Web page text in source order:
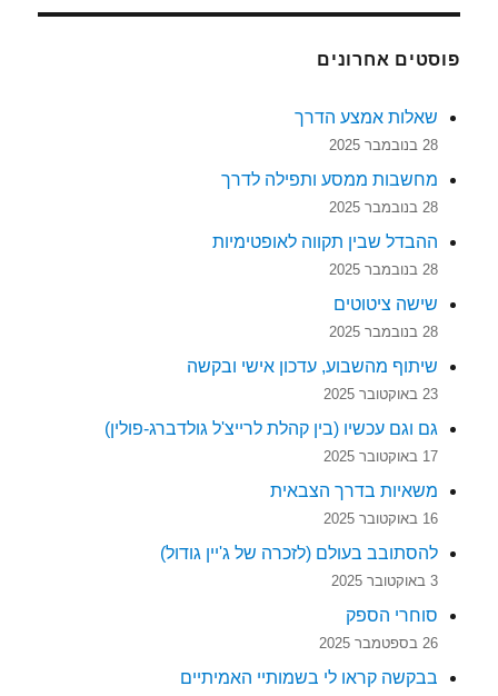
פוסטים אחרונים
שאלות אמצע הדרך
28 בנובמבר 2025
מחשבות ממסע ותפילה לדרך
28 בנובמבר 2025
ההבדל שבין תקווה לאופטימיות
28 בנובמבר 2025
שישה ציטוטים
28 בנובמבר 2025
שיתוף מהשבוע, עדכון אישי ובקשה
23 באוקטובר 2025
גם וגם עכשיו (בין קהלת לרייצ'ל גולדברג-פולין)
17 באוקטובר 2025
משאיות בדרך הצבאית
16 באוקטובר 2025
להסתובב בעולם (לזכרה של ג'יין גודול)
3 באוקטובר 2025
סוחרי הספק
26 בספטמבר 2025
בבקשה קראו לי בשמותיי האמיתיים